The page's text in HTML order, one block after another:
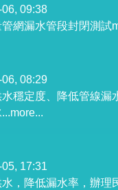
09:38
網漏水管段封閉測試
08:29
穩定度、降低管線漏
more...
17:31
，降低漏水率，辦理